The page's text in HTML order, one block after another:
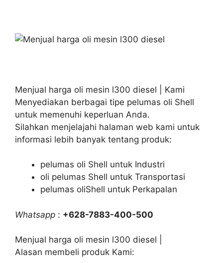
Menjual harga oli mesin l300 diesel | Kami
Menyediakan berbagai tipe pelumas oli Shell
untuk memenuhi keperluan Anda.
Silahkan menjelajahi halaman web kami untuk
informasi lebih banyak tentang produk:
pelumas oli Shell untuk Industri
oli pelumas Shell untuk Transportasi
pelumas oliShell untuk Perkapalan
Whatsapp : +628-7883-400-500
Menjual harga oli mesin l300 diesel |
Alasan membeli produk Kami: